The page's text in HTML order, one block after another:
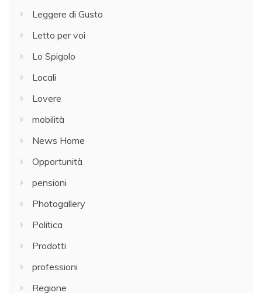
Leggere di Gusto
Letto per voi
Lo Spigolo
Locali
Lovere
mobilità
News Home
Opportunità
pensioni
Photogallery
Politica
Prodotti
professioni
Regione